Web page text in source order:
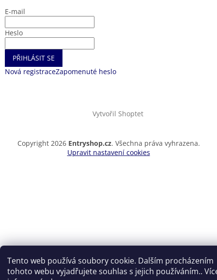
Tento web používá soubory cookie. Dalším procházením
tohoto webu vyjadřujete souhlas s jejich používáním..
E-mail
Heslo
PŘIHLÁSIT SE
Nová registraceZapomenuté heslo
Vytvořil Shoptet
Copyright 2026 Entryshop.cz. Všechna práva vyhrazena.
Upravit nastavení cookies